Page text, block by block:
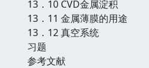
13．10 CVD金属淀积
13．11 金属薄膜的用途
13．12 真空系统
习题
参考文献